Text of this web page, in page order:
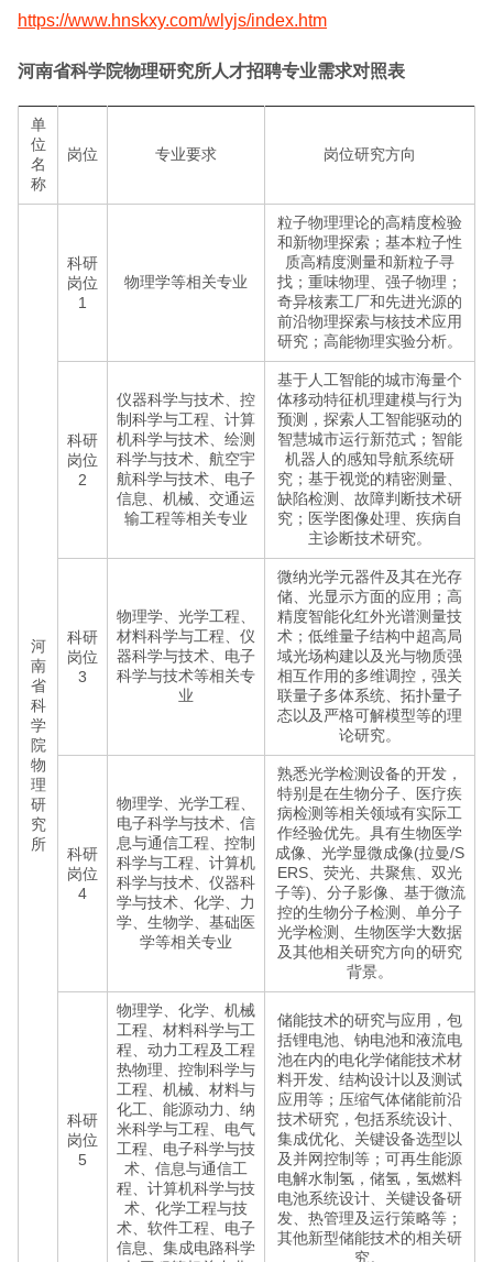
https://www.hnskxy.com/wlyjs/index.htm
河南省科学院物理研究所人才招聘专业需求对照表
单
位
名
称
岗位 专业要求 岗位研究方向
河
南
省
科
学
院
物
理
研
究
所
科研
岗位
1
物理学等相关专业
粒子物理理论的高精度检验
和新物理探索；基本粒子性
质高精度测量和新粒子寻
找；重味物理、强子物理；
奇异核素工厂和先进光源的
前沿物理探索与核技术应用
研究；高能物理实验分析。
科研
岗位
2
仪器科学与技术、控
制科学与工程、计算
机科学与技术、绘测
科学与技术、航空宇
航科学与技术、电子
信息、机械、交通运
输工程等相关专业
基于人工智能的城市海量个
体移动特征机理建模与行为
预测，探索人工智能驱动的
智慧城市运行新范式；智能
机器人的感知导航系统研
究；基于视觉的精密测量、
缺陷检测、故障判断技术研
究；医学图像处理、疾病自
主诊断技术研究。
科研
岗位
3
物理学、光学工程、
材料科学与工程、仪
器科学与技术、电子
科学与技术等相关专
业
微纳光学元器件及其在光存
储、光显示方面的应用；高
精度智能化红外光谱测量技
术；低维量子结构中超高局
域光场构建以及光与物质强
相互作用的多维调控，强关
联量子多体系统、拓扑量子
态以及严格可解模型等的理
论研究。
科研
岗位
4
物理学、光学工程、
电子科学与技术、信
息与通信工程、控制
科学与工程、计算机
科学与技术、仪器科
学与技术、化学、力
学、生物学、基础医
学等相关专业
熟悉光学检测设备的开发，
特别是在生物分子、医疗疾
病检测等相关领域有实际工
作经验优先。具有生物医学
成像、光学显微成像(拉曼/S
ERS、荧光、共聚焦、双光
子等)、分子影像、基于微流
控的生物分子检测、单分子
光学检测、生物医学大数据
及其他相关研究方向的研究
背景。
科研
岗位
5
物理学、化学、机械
工程、材料科学与工
程、动力工程及工程
热物理、控制科学与
工程、机械、材料与
化工、能源动力、纳
米科学与工程、电气
工程、电子科学与技
术、信息与通信工
程、计算机科学与技
术、化学工程与技
术、软件工程、电子
信息、集成电路科学
储能技术的研究与应用，包
括锂电池、钠电池和液流电
池在内的电化学储能技术材
料开发、结构设计以及测试
应用等；压缩气体储能前沿
技术研究，包括系统设计、
集成优化、关键设备选型以
及并网控制等；可再生能源
电解水制氢，储氢，氢燃料
电池系统设计、关键设备研
发、热管理及运行策略等；
其他新型储能技术的相关研
究。